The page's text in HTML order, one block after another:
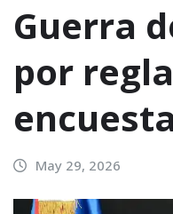
Guerra
por
May 29, 2026